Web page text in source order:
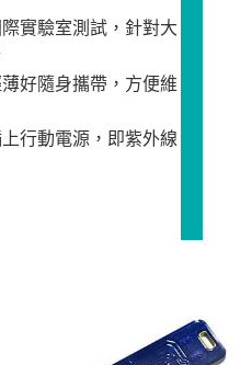
實驗室測試，針對大
好隨身攜帶，方便維
行動電源，即紫外線